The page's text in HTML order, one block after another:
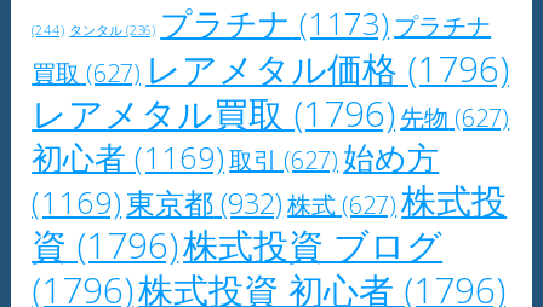
(244) タンタル (236) プラチナ (1173) プラチナ
買取 (627) レアメタル価格 (1796)
レアメタル買取 (1796)先物 (627)
初心者 (1169)取引 (627) 始め方
(1169)東京都(932)株式 (627)株式投
資 (1796)株式投資 ブログ
(1796)株式投資 初心者 (1796)